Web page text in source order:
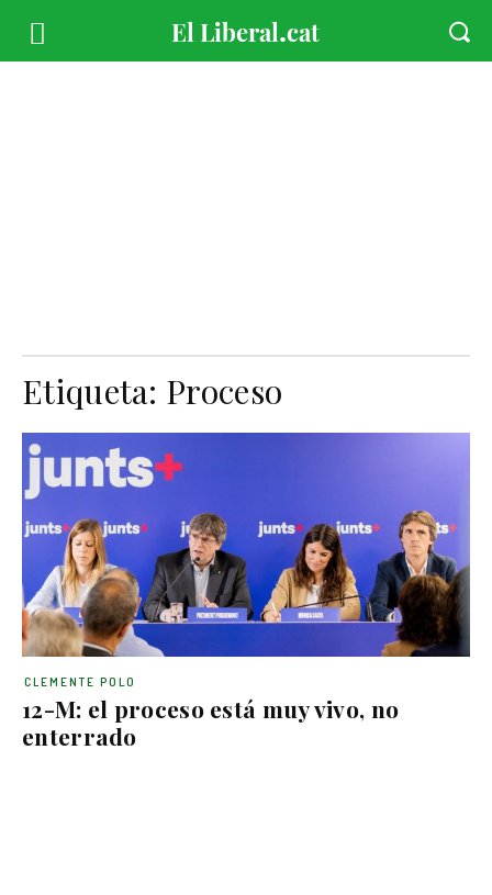
Etiqueta: Proceso
12-M: el proceso está muy vivo, no
enterrado
CLEMENTE POLO